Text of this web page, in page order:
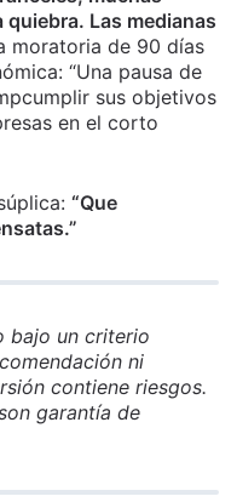
quiebra. Las medianas
moratoria de 90 días
“Una pausa de
sus objetivos
en el corto
“Que
bajo un criterio
ni
contiene riesgos.
garantía de